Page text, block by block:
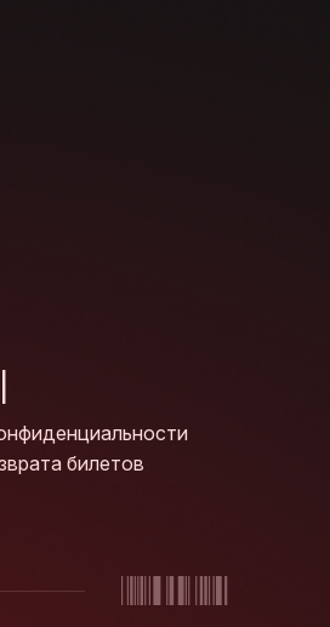
билетов